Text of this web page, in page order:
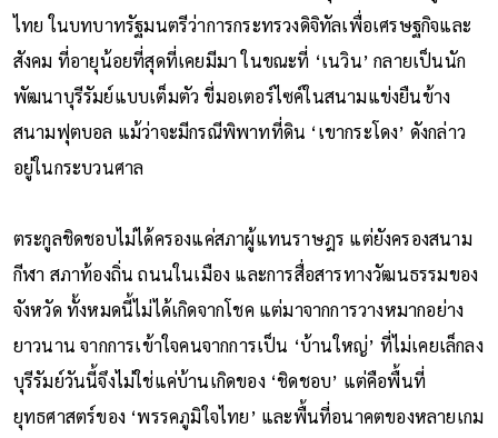
ไทย ในบทบาทรัฐมนตรีว่าการกระทรวงดิจิทัลเพื่อเศรษฐกิจและ
สังคม ที่อายุน้อยที่สุดที่เคยมีมา ในขณะที่ ‘เนวิน’ กลายเป็นนัก
พัฒนาบุรีรัมย์แบบเต็มตัว ขี่มอเตอร์ไซค์ในสนามแข่งยืนข้าง
สนามฟุตบอล แม้ว่าจะมีกรณีพิพาทที่ดิน ‘เขากระโดง’ ดังกล่าว
อยู่ในกระบวนศาล
ตระกูลชิดชอบไม่ได้ครองแค่สภาผู้แทนราษฎร แต่ยังครองสนาม
กีฬา สภาท้องถิ่น ถนนในเมือง และการสื่อสารทางวัฒนธรรมของ
จังหวัด ทั้งหมดนี้ไม่ได้เกิดจากโชค แต่มาจากการวางหมากอย่าง
ยาวนาน จากการเข้าใจคนจากการเป็น ‘บ้านใหญ่’ ที่ไม่เคยเล็กลง
บุรีรัมย์วันนี้จึงไม่ใช่แค่บ้านเกิดของ ‘ชิดชอบ’ แต่คือพื้นที่
ยุทธศาสตร์ของ ‘พรรคภูมิใจไทย’ และพื้นที่อนาคตของหลายเกม